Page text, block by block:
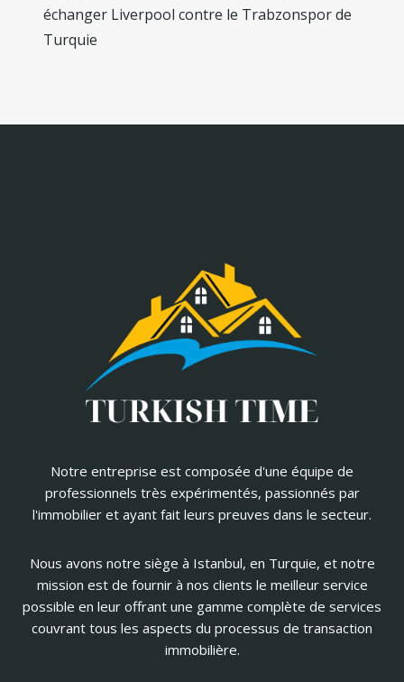
échanger Liverpool contre le Trabzonspor de
Turquie
Notre entreprise est composée d'une équipe de
professionnels très expérimentés, passionnés par
l'immobilier et ayant fait leurs preuves dans le secteur.
Nous avons notre siège à Istanbul, en Turquie, et notre
mission est de fournir à nos clients le meilleur service
possible en leur offrant une gamme complète de services
couvrant tous les aspects du processus de transaction
immobilière.